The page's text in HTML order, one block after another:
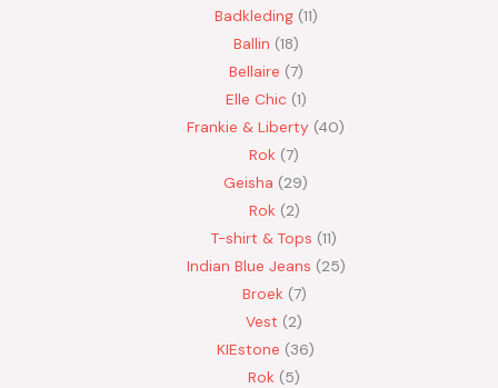
Badkleding 11
Ballin 18
Bellaire 7
Elle Chic 1
Frankie & Liberty 40
Rok 7
Geisha
29
Rok 2
T-shirt & Tops 11
Indian Blue Jeans 25
Broek 7
Vest
2
KIEstone
36
Rok
5